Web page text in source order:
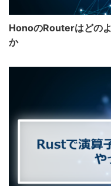
HonoのRouterはどの
か